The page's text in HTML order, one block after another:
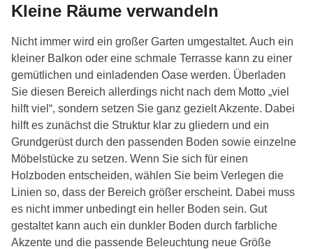
Kleine Räume verwandeln
Nicht immer wird ein großer Garten umgestaltet. Auch ein
kleiner Balkon oder eine schmale Terrasse kann zu einer
gemütlichen und einladenden Oase werden. Überladen
Sie diesen Bereich allerdings nicht nach dem Motto „viel
hilft viel“, sondern setzen Sie ganz gezielt Akzente. Dabei
hilft es zunächst die Struktur klar zu gliedern und ein
Grundgerüst durch den passenden Boden sowie einzelne
Möbelstücke zu setzen. Wenn Sie sich für einen
Holzboden entscheiden, wählen Sie beim Verlegen die
Linien so, dass der Bereich größer erscheint. Dabei muss
es nicht immer unbedingt ein heller Boden sein. Gut
gestaltet kann auch ein dunkler Boden durch farbliche
Akzente und die passende Beleuchtung neue Größe